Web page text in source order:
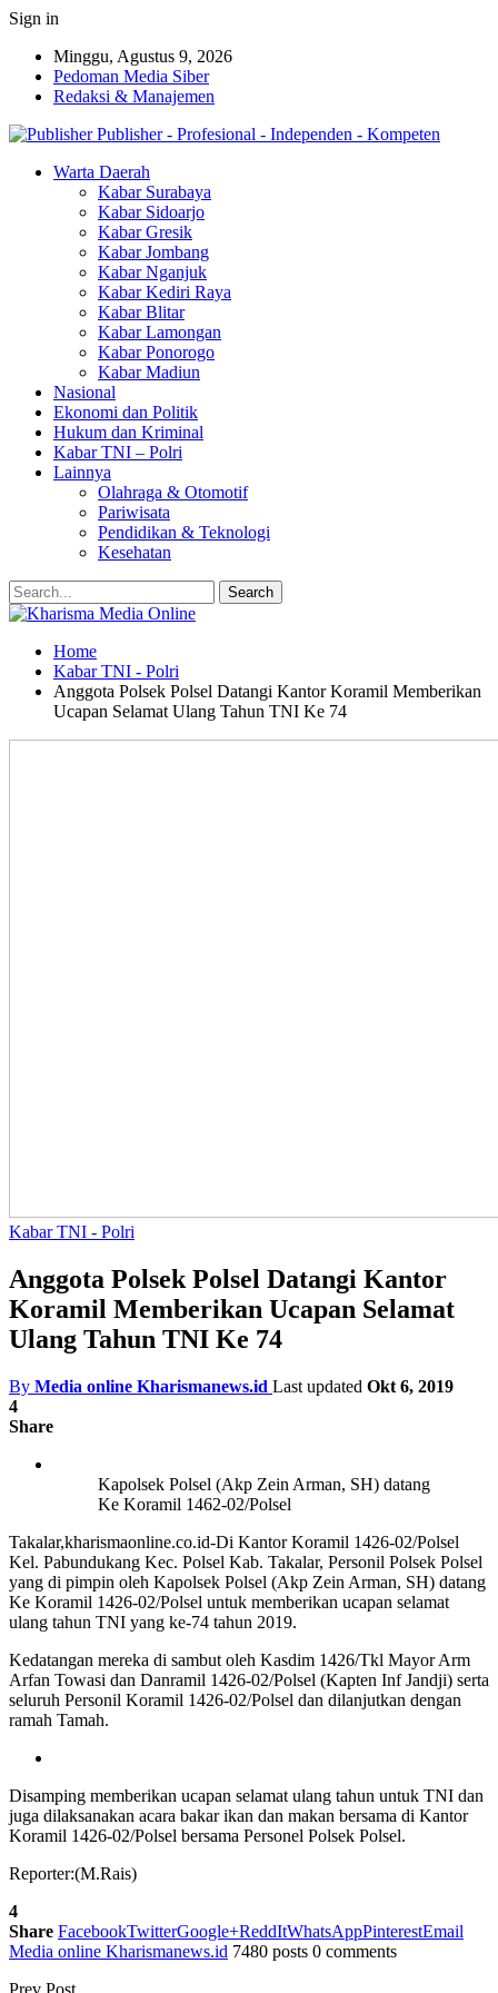
Sign in
Minggu, Agustus 9, 2026
Pedoman Media Siber
Redaksi & Manajemen
Publisher - Profesional - Independen - Kompeten
Warta Daerah
Kabar Surabaya
Kabar Sidoarjo
Kabar Gresik
Kabar Jombang
Kabar Nganjuk
Kabar Kediri Raya
Kabar Blitar
Kabar Lamongan
Kabar Ponorogo
Kabar Madiun
Nasional
Ekonomi dan Politik
Hukum dan Kriminal
Kabar TNI – Polri
Lainnya
Olahraga & Otomotif
Pariwisata
Pendidikan & Teknologi
Kesehatan
Home
Kabar TNI - Polri
Anggota Polsek Polsel Datangi Kantor Koramil Memberikan
Ucapan Selamat Ulang Tahun TNI Ke 74
Kabar TNI - Polri
Anggota Polsek Polsel Datangi Kantor
Koramil Memberikan Ucapan Selamat
Ulang Tahun TNI Ke 74
By Media online Kharismanews.id Last updated Okt 6, 2019
4
Share
Kapolsek Polsel (Akp Zein Arman, SH) datang
Ke Koramil 1462-02/Polsel
Takalar,kharismaonline.co.id-Di Kantor Koramil 1426-02/Polsel
Kel. Pabundukang Kec. Polsel Kab. Takalar, Personil Polsek Polsel
yang di pimpin oleh Kapolsek Polsel (Akp Zein Arman, SH) datang
Ke Koramil 1426-02/Polsel untuk memberikan ucapan selamat
ulang tahun TNI yang ke-74 tahun 2019.
Kedatangan mereka di sambut oleh Kasdim 1426/Tkl Mayor Arm
Arfan Towasi dan Danramil 1426-02/Polsel (Kapten Inf Jandji) serta
seluruh Personil Koramil 1426-02/Polsel dan dilanjutkan dengan
ramah Tamah.
Disamping memberikan ucapan selamat ulang tahun untuk TNI dan
juga dilaksanakan acara bakar ikan dan makan bersama di Kantor
Koramil 1426-02/Polsel bersama Personel Polsek Polsel.
Reporter:(M.Rais)
4
Share FacebookTwitterGoogle+ReddItWhatsAppPinterestEmail
Media online Kharismanews.id 7480 posts 0 comments
Prev Post